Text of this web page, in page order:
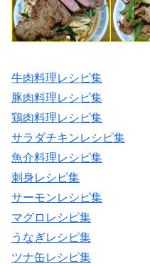
牛肉料理レシピ集
豚肉料理レシピ集
鶏肉料理レシピ集
サラダチキンレシピ集
魚介料理レシピ集
刺身レシピ集
サーモンレシピ集
マグロレシピ集
うなぎレシピ集
ツナ缶レシピ集